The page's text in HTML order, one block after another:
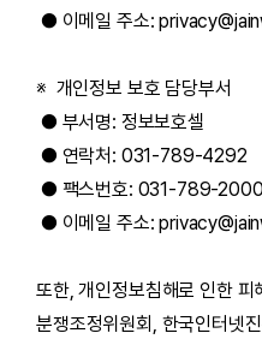
● 이메일 주소:
※ 개인정보 보호 담당부서
● 부서명: 정보보호셀
● 연락처: 031-789-4292
● 팩스번호: 031-789-2000
● 이메일 주소:
또한, 개인정보침해로 인한
분쟁조정위원회, 한국인터넷